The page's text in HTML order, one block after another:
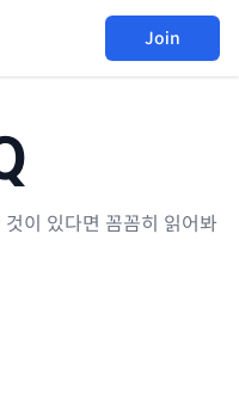
Join
이 있다면 꼼꼼히 읽어봐